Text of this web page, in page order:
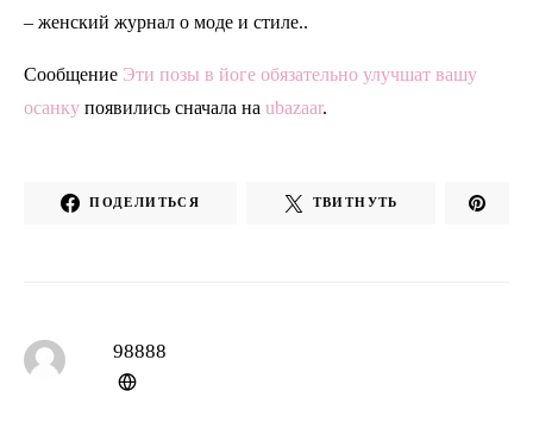
– женский журнал о моде и стиле..
Сообщение Эти позы в йоге обязательно улучшат вашу
осанку появились сначала на ubazaar.
ПОДЕЛИТЬСЯ ТВИТНУТЬ
98888